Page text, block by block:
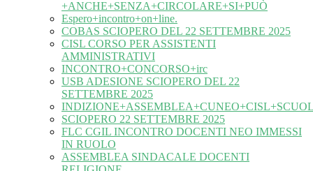
+ANCHE+SENZA+CIRCOLARE+SI+PUÒ
Espero+incontro+on+line.
COBAS SCIOPERO DEL 22 SETTEMBRE 2025
CISL CORSO PER ASSISTENTI
AMMINISTRATIVI
INCONTRO+CONCORSO+irc
USB ADESIONE SCIOPERO DEL 22
SETTEMBRE 2025
SCIOPERO 22 SETTEMBRE 2025
FLC CGIL INCONTRO DOCENTI NEO IMMESSI
IN RUOLO
ASSEMBLEA SINDACALE DOCENTI